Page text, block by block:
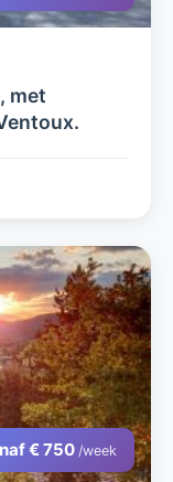
met
€ 750 /week